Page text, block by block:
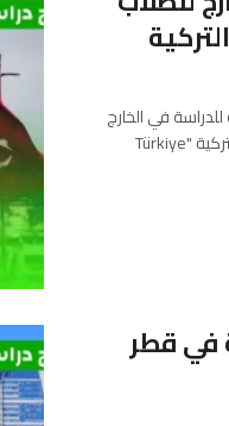
في الخارج
بتمويل كامل، فقد تكون منحة الحكومة التركية "Türkiye
في قطر